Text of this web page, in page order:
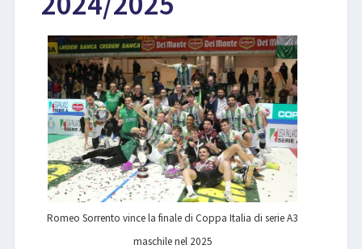
Romeo Sorrento vince la finale di Coppa Italia di serie A3
maschile nel 2025